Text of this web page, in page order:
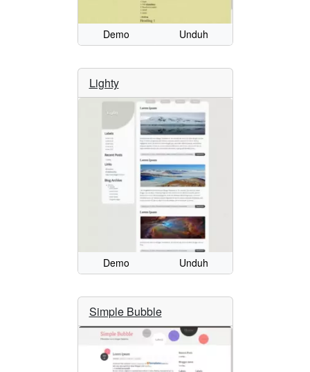
Demo Unduh
Lighty
Demo Unduh
Simple Bubble